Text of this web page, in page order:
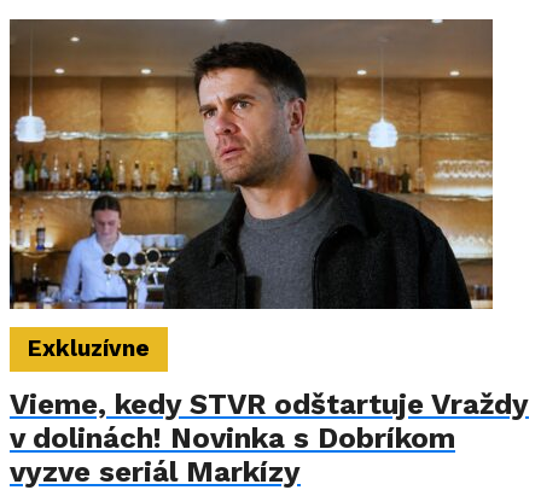
Exkluzívne
Vieme, kedy STVR odštartuje Vraždy
v dolinách! Novinka s Dobríkom
vyzve seriál Markízy